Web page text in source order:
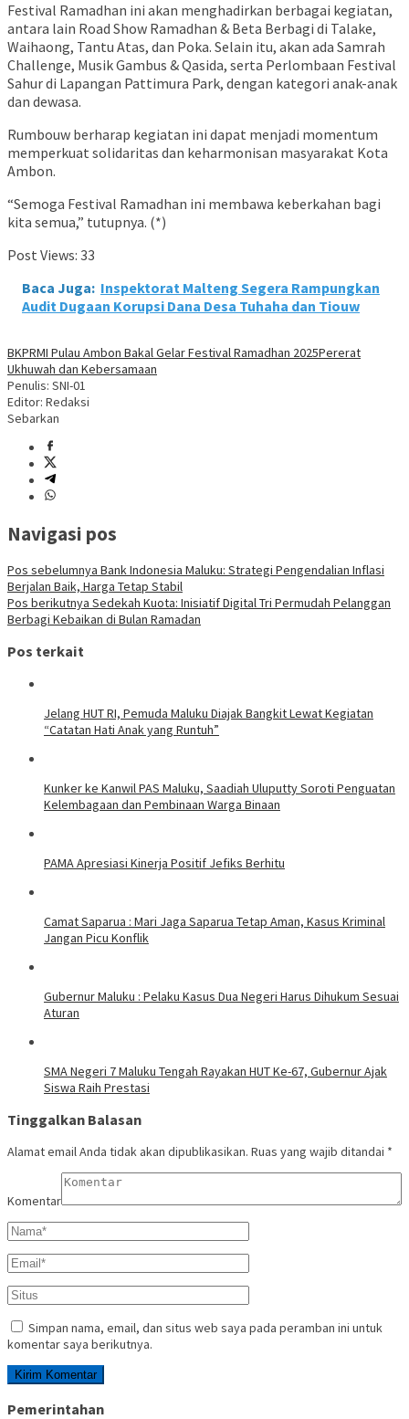
Festival Ramadhan ini akan menghadirkan berbagai kegiatan,
antara lain Road Show Ramadhan & Beta Berbagi di Talake,
Waihaong, Tantu Atas, dan Poka. Selain itu, akan ada Samrah
Challenge, Musik Gambus & Qasida, serta Perlombaan Festival
Sahur di Lapangan Pattimura Park, dengan kategori anak-anak
dan dewasa.
Rumbouw berharap kegiatan ini dapat menjadi momentum
memperkuat solidaritas dan keharmonisan masyarakat Kota
Ambon.
“Semoga Festival Ramadhan ini membawa keberkahan bagi
kita semua,” tutupnya. (*)
Post Views: 33
Baca Juga: Inspektorat Malteng Segera Rampungkan
Audit Dugaan Korupsi Dana Desa Tuhaha dan Tiouw
BKPRMI Pulau Ambon Bakal Gelar Festival Ramadhan 2025Pererat
Ukhuwah dan Kebersamaan
Penulis: SNI-01
Editor: Redaksi
Sebarkan
Navigasi pos
Pos sebelumnya Bank Indonesia Maluku: Strategi Pengendalian Inflasi
Berjalan Baik, Harga Tetap Stabil
Pos berikutnya Sedekah Kuota: Inisiatif Digital Tri Permudah Pelanggan
Berbagi Kebaikan di Bulan Ramadan
Pos terkait
Jelang HUT RI, Pemuda Maluku Diajak Bangkit Lewat Kegiatan
“Catatan Hati Anak yang Runtuh”
Kunker ke Kanwil PAS Maluku, Saadiah Uluputty Soroti Penguatan
Kelembagaan dan Pembinaan Warga Binaan
PAMA Apresiasi Kinerja Positif Jefiks Berhitu
Camat Saparua : Mari Jaga Saparua Tetap Aman, Kasus Kriminal
Jangan Picu Konflik
Gubernur Maluku : Pelaku Kasus Dua Negeri Harus Dihukum Sesuai
Aturan
SMA Negeri 7 Maluku Tengah Rayakan HUT Ke-67, Gubernur Ajak
Siswa Raih Prestasi
Tinggalkan Balasan
Alamat email Anda tidak akan dipublikasikan. Ruas yang wajib ditandai *
Komentar
Simpan nama, email, dan situs web saya pada peramban ini untuk
komentar saya berikutnya.
Pemerintahan